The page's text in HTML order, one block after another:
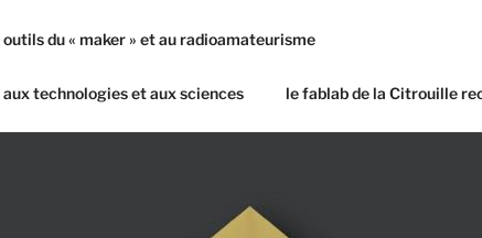
du « maker » et au radioamateurisme
technologies et aux sciences le fablab de la Citrouille